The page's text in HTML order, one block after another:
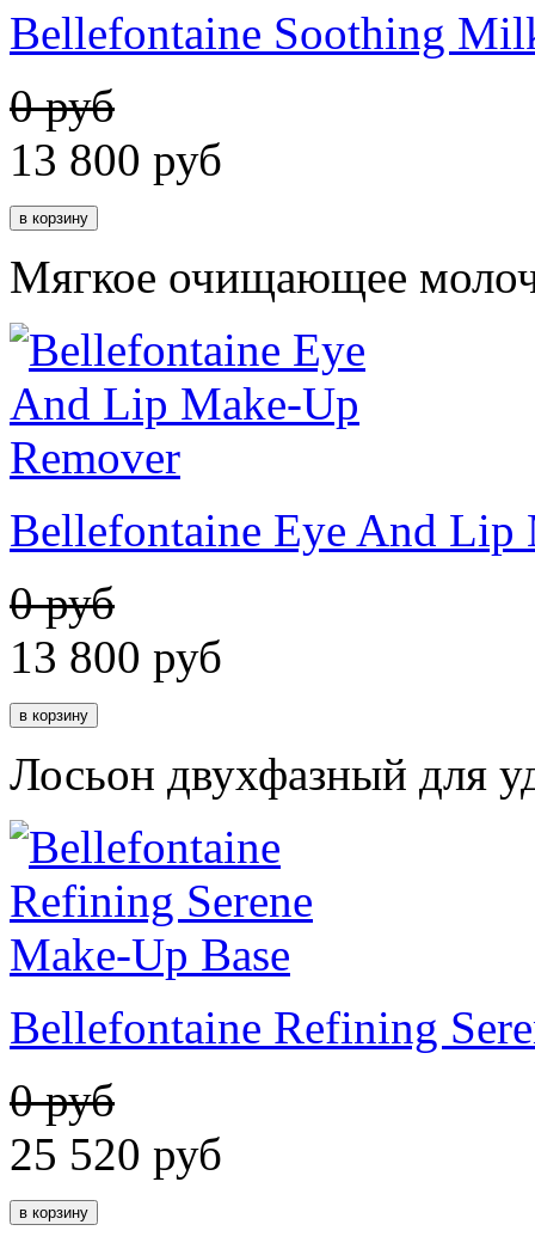
Bellefontaine Soothing
0 руб
13 800 руб
Мягкое очищающее
Bellefontaine Eye And Lip
0 руб
13 800 руб
Лосьон двухфазный для
Bellefontaine Refining
0 руб
25 520 руб